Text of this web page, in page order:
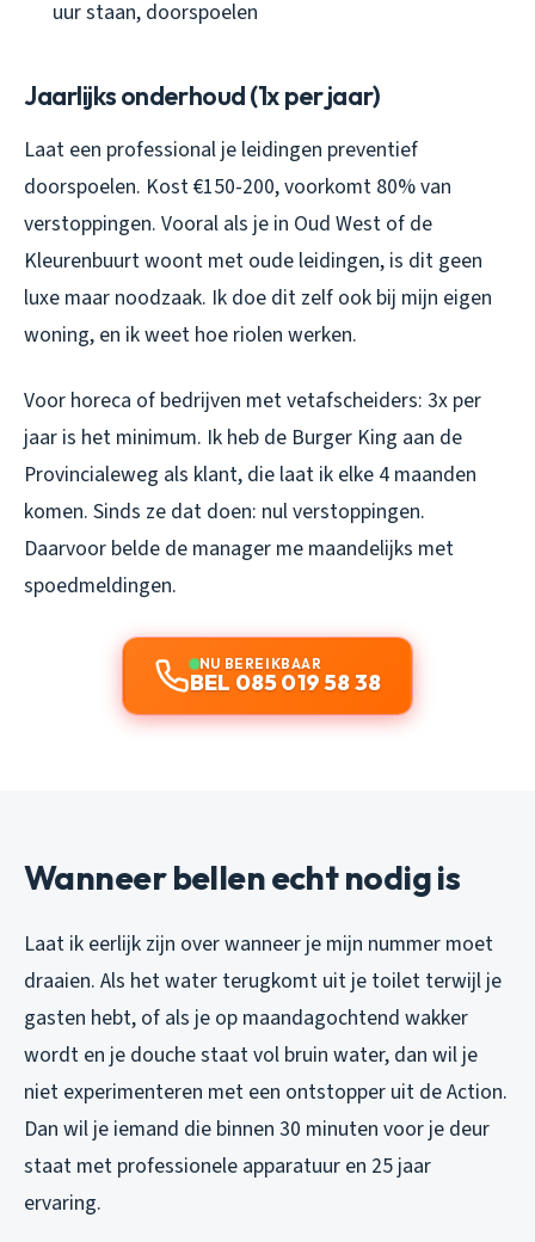
uur staan, doorspoelen
Jaarlijks onderhoud (1x per jaar)
Laat een professional je leidingen preventief
doorspoelen. Kost €150-200, voorkomt 80% van
verstoppingen. Vooral als je in Oud West of de
Kleurenbuurt woont met oude leidingen, is dit geen
luxe maar noodzaak. Ik doe dit zelf ook bij mijn eigen
woning, en ik weet hoe riolen werken.
Voor horeca of bedrijven met vetafscheiders: 3x per
jaar is het minimum. Ik heb de Burger King aan de
Provincialeweg als klant, die laat ik elke 4 maanden
komen. Sinds ze dat doen: nul verstoppingen.
Daarvoor belde de manager me maandelijks met
spoedmeldingen.
NU BEREIKBAAR
BEL 085 019 58 38
Wanneer bellen echt nodig is
Laat ik eerlijk zijn over wanneer je mijn nummer moet
draaien. Als het water terugkomt uit je toilet terwijl je
gasten hebt, of als je op maandagochtend wakker
wordt en je douche staat vol bruin water, dan wil je
niet experimenteren met een ontstopper uit de Action.
Dan wil je iemand die binnen 30 minuten voor je deur
staat met professionele apparatuur en 25 jaar
ervaring.